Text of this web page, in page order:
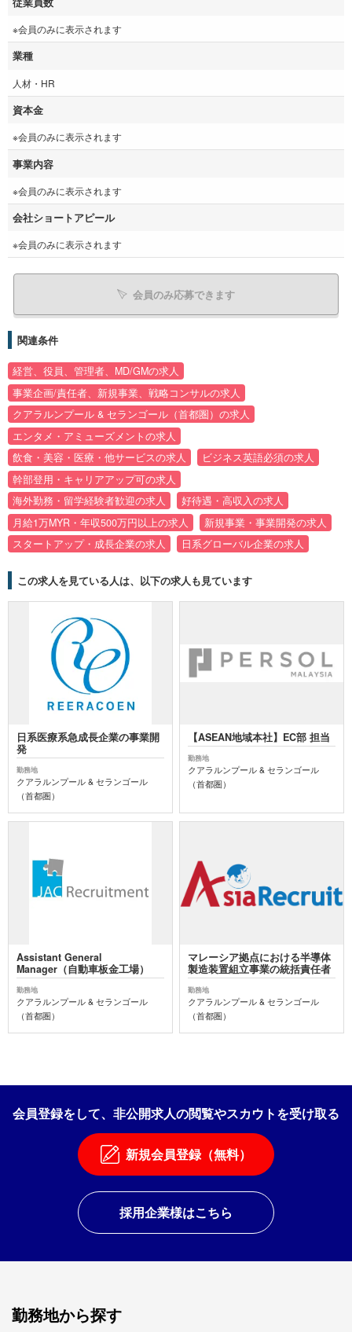
※会員のみに表示されます
業種
人材・HR
資本金
※会員のみに表示されます
事業内容
※会員のみに表示されます
会社ショートアピール
※会員のみに表示されます
会員のみ応募できます
関連条件
経営、役員、管理者、MD/GMの求人
事業企画/責任者、新規事業、戦略コンサルの求人
クアラルンプール & セランゴール（首都圏）の求人
エンタメ・アミューズメントの求人
飲食・美容・医療・他サービスの求人
ビジネス英語必須の求人
幹部登用・キャリアアップ可の求人
海外勤務・留学経験者歓迎の求人
好待遇・高収入の求人
月給1万MYR・年収500万円以上の求人
新規事業・事業開発の求人
スタートアップ・成長企業の求人
日系グローバル企業の求人
この求人を見ている人は、以下の求人も見ています
日系医療系急成長企業の事業開
発
勤務地
クアラルンプール & セランゴール
（首都圏）
【ASEAN地域本社】EC部 担当
勤務地
クアラルンプール & セランゴール
（首都圏）
Assistant General
Manager（自動車板金工場）
勤務地
クアラルンプール & セランゴール
（首都圏）
マレーシア拠点における半導体
製造装置組立事業の統括責任者
勤務地
クアラルンプール & セランゴール
（首都圏）
会員登録をして、非公開求人の閲覧やスカウトを受け取る
新規会員登録（無料）
採用企業様はこちら
勤務地から探す